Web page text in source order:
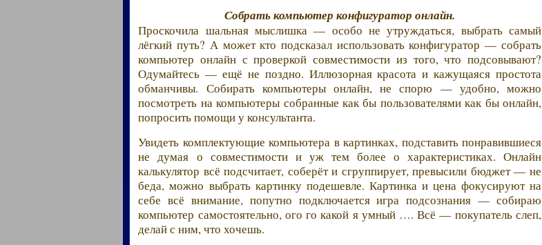
Собрать компьютер конфигуратор онлайн.
Проскочила шальная мыслишка — особо не утруждаться, выбрать самый
лёгкий путь? А может кто подсказал использовать конфигуратор — собрать
компьютер онлайн с проверкой совместимости из того, что подсовывают?
Одумайтесь — ещё не поздно. Иллюзорная красота и кажущаяся простота
обманчивы. Собирать компьютеры онлайн, не спорю — удобно, можно
посмотреть на компьютеры собранные как бы пользователями как бы онлайн,
попросить помощи у консультанта.
Увидеть комплектующие компьютера в картинках, подставить понравившиеся
не думая о совместимости и уж тем более о характеристиках. Онлайн
калькулятор всё подсчитает, соберёт и сгруппирует, превысили бюджет — не
беда, можно выбрать картинку подешевле. Картинка и цена фокусируют на
себе всё внимание, попутно подключается игра подсознания — собираю
компьютер самостоятельно, ого го какой я умный …. Всё — покупатель слеп,
делай с ним, что хочешь.